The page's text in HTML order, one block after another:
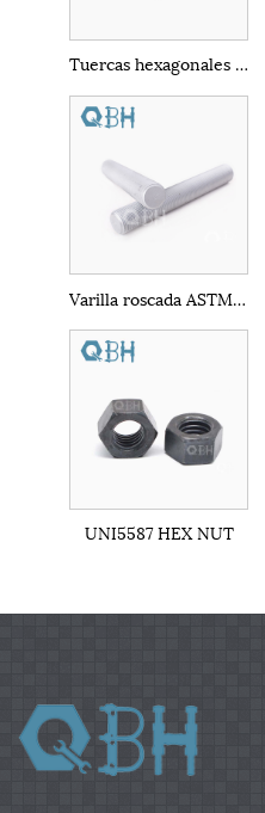
Tuercas hexagonales pesadas DIN6915 10 Hv
Varilla roscada ASTM A193 B7M
UNI5587 HEX NUT